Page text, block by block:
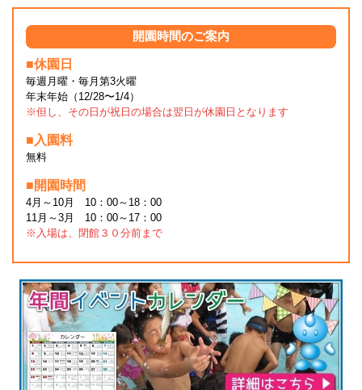
開園時間のご案内
■休園日
毎週月曜・毎月第3火曜
年末年始（12/28〜1/4）
※但し、その日が祝日の場合は翌日が休園日となります
■入園料
無料
■開園時間
4月～10月 10：00～18：00
11月～3月 10：00～17：00
※入場は、閉館３０分前まで